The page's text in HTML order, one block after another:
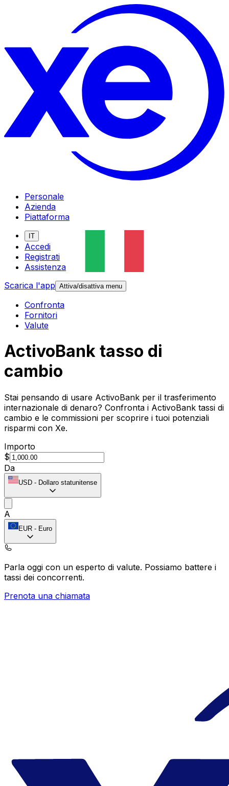
Personale
Azienda
Piattaforma
IT
Accedi
Registrati
Assistenza
Scarica l'app Attiva/disattiva menu
Confronta
Fornitori
Valute
ActivoBank tasso di
cambio
Stai pensando di usare ActivoBank per il trasferimento
internazionale di denaro? Confronta i ActivoBank tassi di
cambio e le commissioni per scoprire i tuoi potenziali
risparmi con Xe.
Importo
$
Da
USD - Dollaro statunitense
A
EUR - Euro
Parla oggi con un esperto di valute. Possiamo battere i
tassi dei concorrenti.
Prenota una chiamata